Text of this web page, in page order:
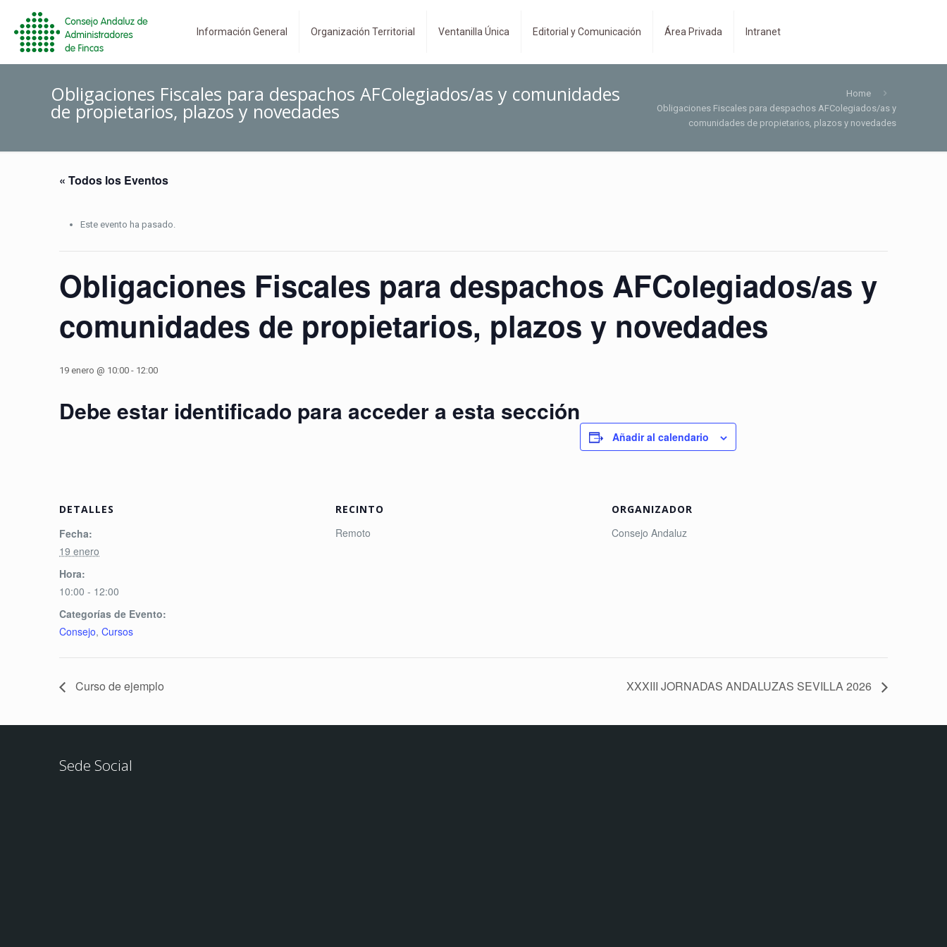
Información General Organización Territorial Ventanilla Única Editorial y Comunicación Área Privada Intranet
Obligaciones Fiscales para despachos AFColegiados/as y comunidades
de propietarios, plazos y novedades
Home
Obligaciones Fiscales para despachos AFColegiados/as y
comunidades de propietarios, plazos y novedades
« Todos los Eventos
Este evento ha pasado.
Obligaciones Fiscales para despachos AFColegiados/as y
comunidades de propietarios, plazos y novedades
19 enero @ 10:00 - 12:00
Debe estar identificado para acceder a esta sección
Añadir al calendario
DETALLES
Fecha:
19 enero
Hora:
10:00 - 12:00
Categorías de Evento:
Consejo, Cursos
RECINTO
Remoto
ORGANIZADOR
Consejo Andaluz
Curso de ejemplo XXXIII JORNADAS ANDALUZAS SEVILLA 2026
Sede Social